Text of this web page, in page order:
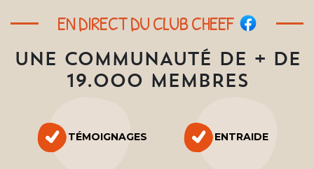
EN DIRECT DU CLUB CHEEF
UNE COMMUNAUTÉ DE + DE
19.000 MEMBRES
TÉMOIGNAGES ENTRAIDE